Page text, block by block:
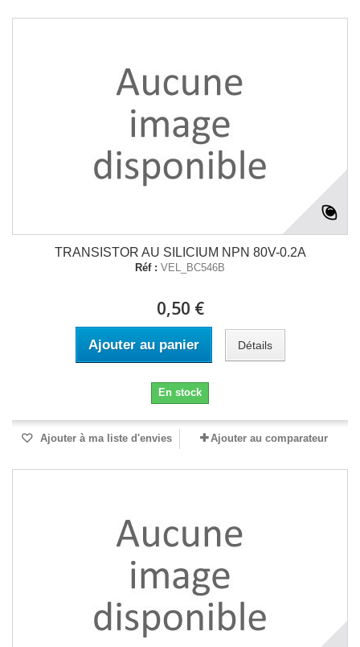
TRANSISTOR AU SILICIUM NPN 80V-0.2A
Réf : VEL_BC546B
0,50 €
Ajouter au panier Détails
En stock
Ajouter à ma liste d'envies Ajouter au comparateur